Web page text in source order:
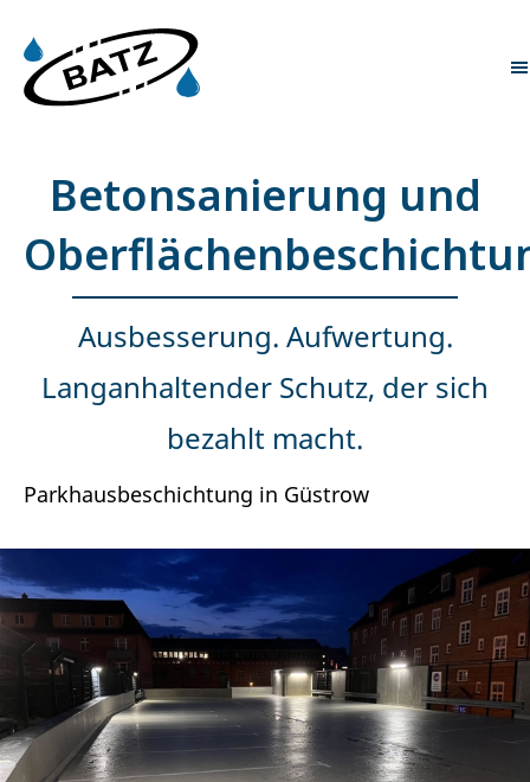
Betonsanierung und
Ausbesserung. Aufwertung.
Langanhaltender Schutz, der sich
bezahlt macht.
Parkhausbeschichtung in Güstrow